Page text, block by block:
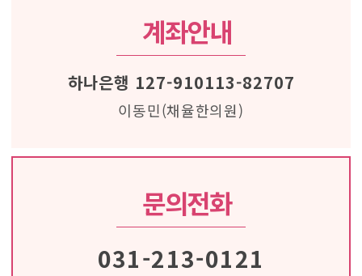
계좌안내
하나은행 127-910113-82707
이동민(채율한의원)
문의전화
031-213-0121